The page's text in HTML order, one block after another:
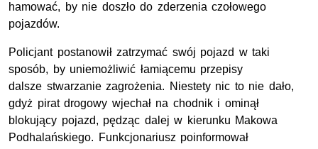
hamować, by nie doszło do zderzenia czołowego
pojazdów.
Policjant postanowił zatrzymać swój pojazd w taki
sposób, by uniemożliwić łamiącemu przepisy
dalsze stwarzanie zagrożenia. Niestety nic to nie dało,
gdyż pirat drogowy wjechał na chodnik i ominął
blokujący pojazd, pędząc dalej w kierunku Makowa
Podhalańskiego. Funkcjonariusz poinformował